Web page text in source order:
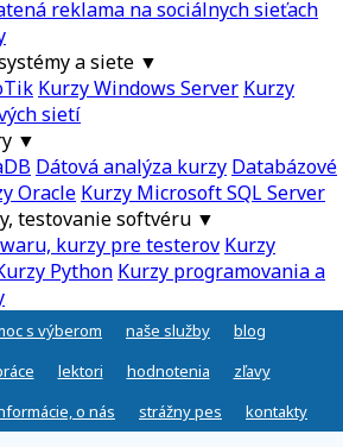
reklama na sociálnych sieťach
a siete ▼
Kurzy Windows Server Kurzy
sietí
▼
Dátová analýza kurzy Databázové
Oracle Kurzy Microsoft SQL Server
testovanie softvéru ▼
kurzy pre testerov Kurzy
Python Kurzy programovania a
s výberom naše služby
blog
lektori hodnotenia
zľavy
o nás strážny pes kontakty